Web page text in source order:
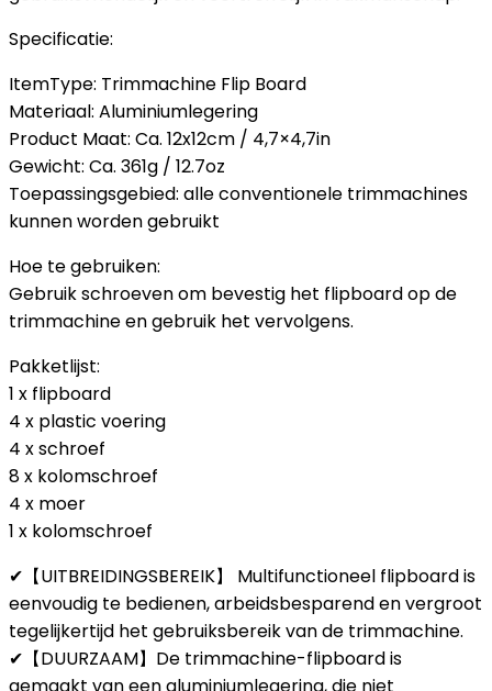
Specificatie:
ItemType: Trimmachine Flip Board
Materiaal: Aluminiumlegering
Product Maat: Ca. 12x12cm / 4,7×4,7in
Gewicht: Ca. 361g / 12.7oz
Toepassingsgebied: alle conventionele trimmachines
kunnen worden gebruikt
Hoe te gebruiken:
Gebruik schroeven om bevestig het flipboard op de
trimmachine en gebruik het vervolgens.
Pakketlijst:
1 x flipboard
4 x plastic voering
4 x schroef
8 x kolomschroef
4 x moer
1 x kolomschroef
✔【UITBREIDINGSBEREIK】 Multifunctioneel flipboard is
eenvoudig te bedienen, arbeidsbesparend en vergroot
tegelijkertijd het gebruiksbereik van de trimmachine.
✔【DUURZAAM】De trimmachine-flipboard is